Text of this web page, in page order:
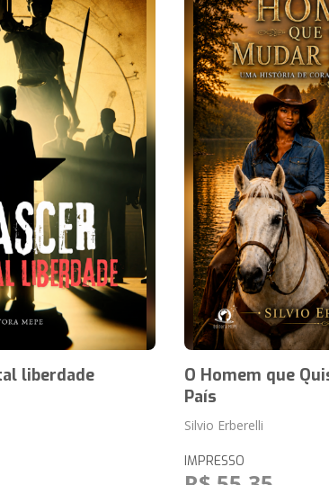
liberdade
O Homem que
País
Silvio Erberelli
IMPRESSO